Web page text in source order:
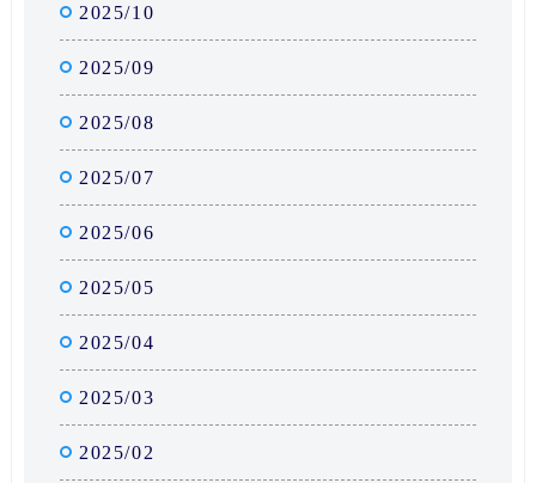
2025/10
2025/09
2025/08
2025/07
2025/06
2025/05
2025/04
2025/03
2025/02